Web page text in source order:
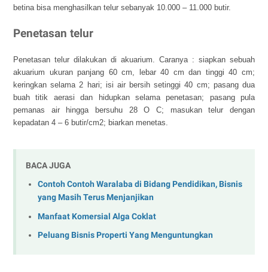
betina bisa menghasilkan telur sebanyak 10.000 – 11.000 butir.
Penetasan telur
Penetasan telur dilakukan di akuarium. Caranya : siapkan sebuah
akuarium ukuran panjang 60 cm, lebar 40 cm dan tinggi 40 cm;
keringkan selama 2 hari; isi air bersih setinggi 40 cm; pasang dua
buah titik aerasi dan hidupkan selama penetasan; pasang pula
pemanas air hingga bersuhu 28 O C; masukan telur dengan
kepadatan 4 – 6 butir/cm2; biarkan menetas.
BACA JUGA
Contoh Contoh Waralaba di Bidang Pendidikan, Bisnis
yang Masih Terus Menjanjikan
Manfaat Komersial Alga Coklat
Peluang Bisnis Properti Yang Menguntungkan